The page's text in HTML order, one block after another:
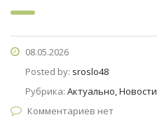
08.05.2026
Posted by: sroslo48
Рубрика: Актуально, Новости
Комментариев нет